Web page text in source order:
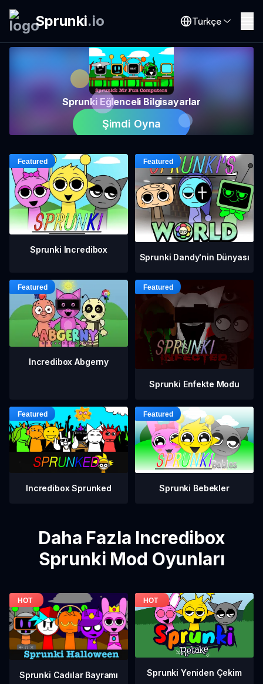
Sprunki.io Türkçe
Sprunki Eğlenceli Bilgisayarlar
Şimdi Oyna
Sprunki Incredibox
Sprunki Dandy'nin Dünyası
Incredibox Abgerny
Sprunki Enfekte Modu
Incredibox Sprunked Sprunki Bebekler
Daha Fazla Incredibox
Sprunki Mod Oyunları
Sprunki Cadılar Bayramı Sprunki Yeniden Çekim